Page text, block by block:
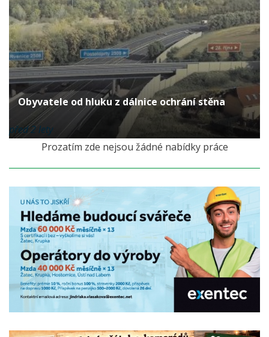
Obyvatele od hluku z dálnice ochrání stěna
před 2 lety
Prozatím zde nejsou žádné nabídky práce